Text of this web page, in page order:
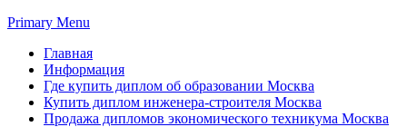
Primary Menu
Главная
Информация
Где купить диплом об образовании Москва
Купить диплом инженера-строителя Москва
Продажа дипломов экономического техникума Москва